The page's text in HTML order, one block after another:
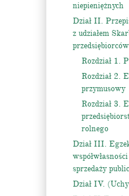
niepieniężnych
Dział II.
z udziałem
przedsiębiorców
Rozdział 1.
Rozdział 2.
przymusowy
Rozdział 3.
rolnego
Dział III.
sprzedaży
Dział IV.